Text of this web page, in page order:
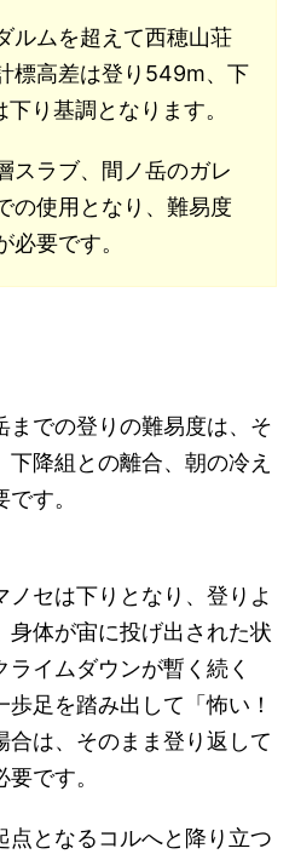
ルムを超えて西穂山荘
標高差は登り549m、下
り基調となります。
スラブ、間ノ岳のガレ
の使用となり、難易度
要です。
までの登りの難易度は、そ
降組との離合、朝の冷え
す。
セは下りとなり、登りよ
身体が宙に投げ出された状
イムダウンが暫く続く
足を踏み出して「怖い！
合は、そのまま登り返して
です。
点となるコルへと降り立つ